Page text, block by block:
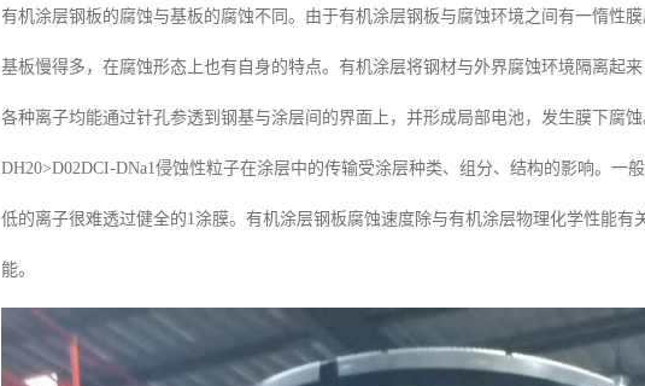
有机涂层钢板的腐蚀与基板的腐蚀不同。由于有机涂层钢板与腐蚀环境之间有一惰性
基板慢得多，在腐蚀形态上也有自身的特点。有机涂层将钢材与外界腐蚀环境隔离起
各种离子均能通过针孔参透到钢基与涂层间的界面上，并形成局部电池，发生膜下腐
DH20>D02DCI-DNa1侵蚀性粒子在涂层中的传输受涂层种类、组分、结构的影响。一
低的离子很难透过健全的1涂膜。有机涂层钢板腐蚀速度除与有机涂层物理化学性能
能。